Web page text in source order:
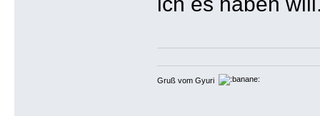
Gruß vom Gyuri